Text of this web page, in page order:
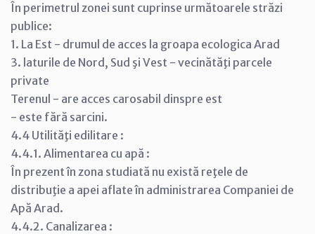
În perimetrul zonei sunt cuprinse următoarele străzi
publice:
1. La Est - drumul de acces la groapa ecologica Arad
3. laturile de Nord, Sud şi Vest - vecinătăţi parcele
private
Terenul - are acces carosabil dinspre est
- este fără sarcini.
4.4 Utilităţi edilitare :
4.4.1. Alimentarea cu apă :
În prezent în zona studiată nu există reţele de
distribuţie a apei aflate în administrarea Companiei de
Apă Arad.
4.4.2. Canalizarea :